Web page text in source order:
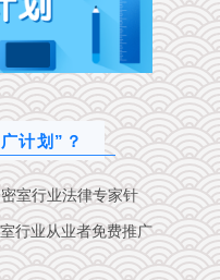
计划”？
室行业法律专家针
行业从业者免费推广